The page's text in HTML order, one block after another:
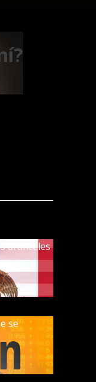
aranceles
se